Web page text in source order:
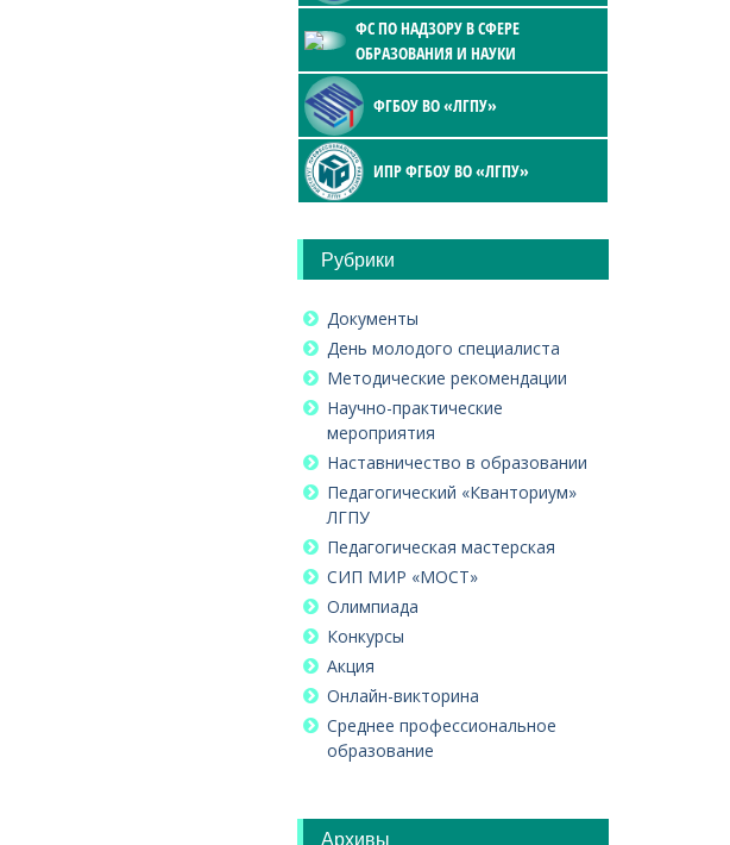
ФС ПО НАДЗОРУ В СФЕРЕ
ОБРАЗОВАНИЯ И НАУКИ
ФГБОУ ВО «ЛГПУ»
ИПР ФГБОУ ВО «ЛГПУ»
Рубрики
Документы
День молодого специалиста
Методические рекомендации
Научно-практические
мероприятия
Наставничество в образовании
Педагогический «Кванториум»
ЛГПУ
Педагогическая мастерская
СИП МИР «МОСТ»
Олимпиада
Конкурсы
Акция
Онлайн-викторина
Среднее профессиональное
образование
Архивы